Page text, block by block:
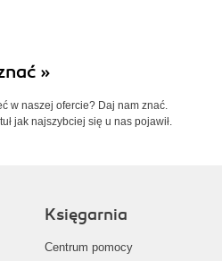
»
w naszej ofercie? Daj nam znać.
jak najszybciej się u nas pojawił.
Księgarnia
Centrum pomocy